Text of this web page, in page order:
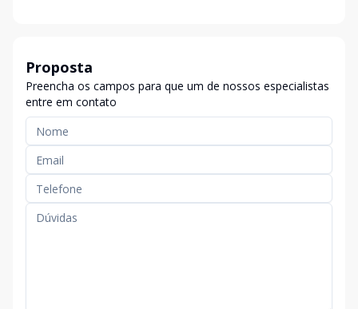
Proposta
Preencha os campos para que um de nossos especialistas
entre em contato